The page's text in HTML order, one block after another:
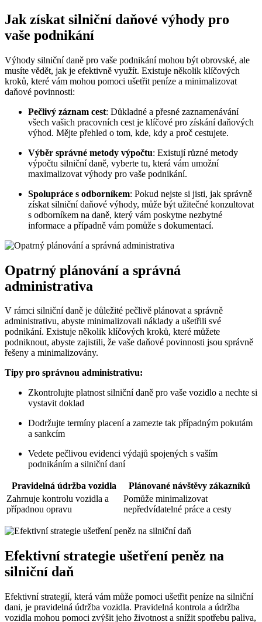
Jak získat silniční daňové výhody pro
vaše podnikání
Výhody silniční daně pro vaše podnikání mohou být obrovské, ale
musíte vědět, jak je efektivně využít. Existuje několik klíčových
kroků, které vám mohou pomoci ušetřit peníze a minimalizovat
daňové povinnosti:
Pečlivý záznam cest: Důkladné a přesné zaznamenávání
všech vašich pracovních cest je klíčové pro získání daňových
výhod. Mějte přehled o tom, kde, kdy a proč cestujete.
Výběr správné metody výpočtu: Existují různé metody
výpočtu silniční daně, vyberte tu, která vám umožní
maximalizovat výhody pro vaše podnikání.
Spolupráce s odborníkem: Pokud nejste si jisti, jak správně
získat silniční daňové výhody, může být užitečné konzultovat
s odborníkem na daně, který vám poskytne nezbytné
informace a případně vám pomůže s dokumentací.
Opatrný plánování a správná
administrativa
V rámci silniční daně je důležité pečlivě plánovat a správně
administrativu, abyste minimalizovali náklady a ušetřili své
podnikání. Existuje několik klíčových kroků, které můžete
podniknout, abyste zajistili, že vaše daňové povinnosti jsou správně
řešeny a minimalizovány.
Tipy pro správnou administrativu:
Zkontrolujte platnost silniční daně pro vaše vozidlo a nechte si
vystavit doklad
Dodržujte termíny placení a zamezte tak případným pokutám
a sankcím
Vedete pečlivou evidenci výdajů spojených s vaším
podnikáním a silniční daní
Pravidelná údržba vozidla
Plánované návštěvy zákazníků
Zahrnuje kontrolu vozidla a
případnou opravu
Pomůže minimalizovat
nepředvídatelné práce a cesty
Efektivní strategie ušetření peněz na
silniční daň
Efektivní strategií, která vám může pomoci ušetřit peníze na silniční
dani, je pravidelná údržba vozidla. Pravidelná kontrola a údržba
vozidla mohou pomoci zvýšit jeho životnost a snížit spotřebu paliva,